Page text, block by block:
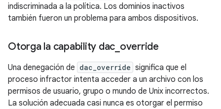
indiscriminada a la política. Los dominios inactivos
también fueron un problema para ambos dispositivos.
Otorga la capability dac override
Una denegación de dac_override significa que el
proceso infractor intenta acceder a un archivo con los
permisos de usuario, grupo o mundo de Unix incorrectos.
La solución adecuada casi nunca es otorgar el permiso